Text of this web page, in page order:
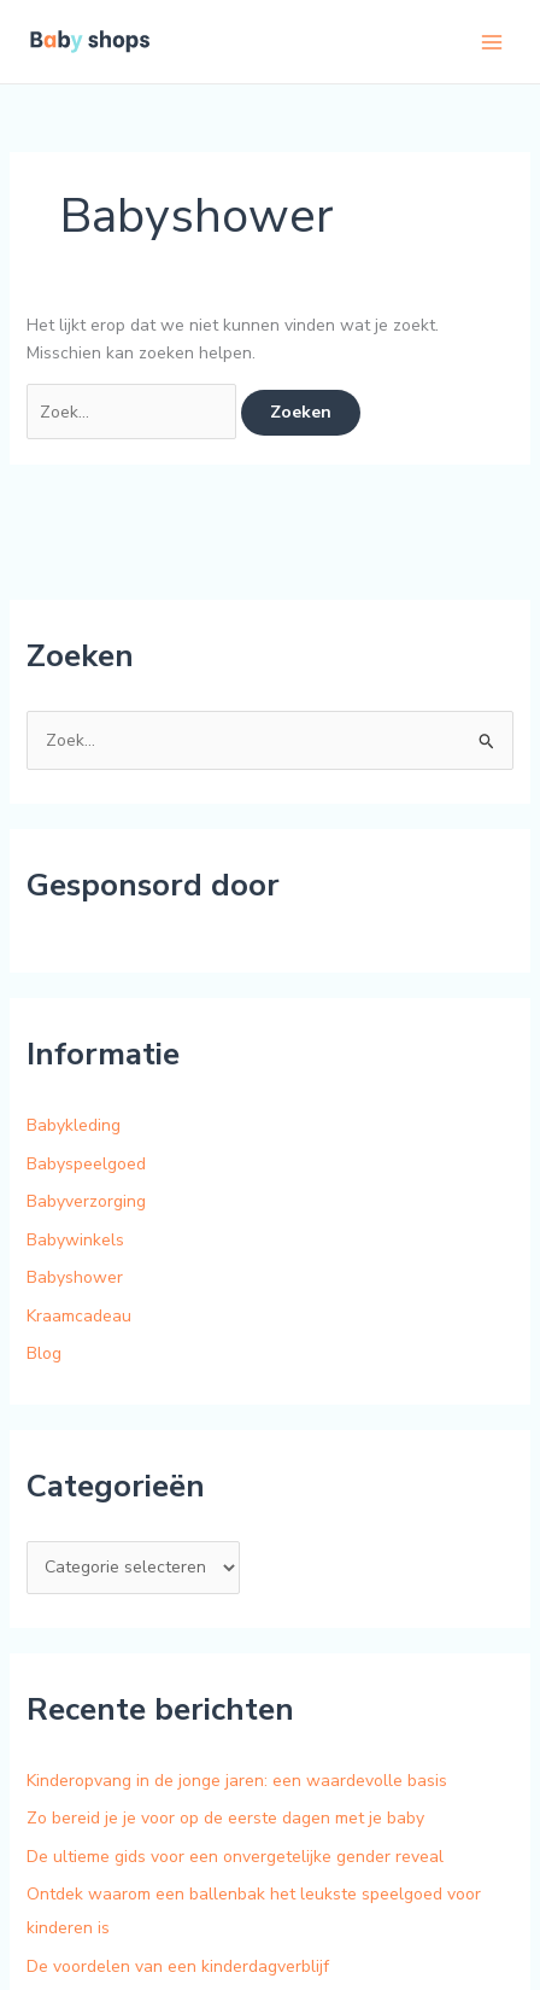
naar
Babyshower
Het lijkt erop dat we niet kunnen vinden wat je zoekt.
Misschien kan zoeken helpen.
naar:
Zoeken
o
n
Gesponsord door
Informatie
Babykleding
Babyspeelgoed
Babyverzorging
Babywinkels
Babyshower
Kraamcadeau
Blog
Categorieën
a
ë
n
Recente berichten
Kinderopvang in de jonge jaren: een waardevolle basis
Zo bereid je je voor op de eerste dagen met je baby
De ultieme gids voor een onvergetelijke gender reveal
Ontdek waarom een ballenbak het leukste speelgoed voor
kinderen is
De voordelen van een kinderdagverblijf